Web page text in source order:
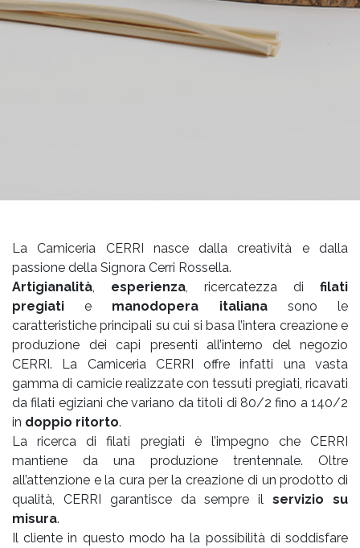
La Camiceria CERRI nasce dalla creatività e dalla
passione della Signora Cerri Rossella.
Artigianalità, esperienza, ricercatezza di filati
pregiati e manodopera italianasono le
caratteristiche principali su cui si basa l’intera creazione e
produzione dei capi presenti all’interno del negozio
CERRI. La Camiceria CERRI offre infatti una vasta
gamma di camicie realizzate con tessuti pregiati, ricavati
da filati egiziani che variano da titoli di 80/2 fino a 140/2
in doppio ritorto.
La ricerca di filati pregiati è l’impegno che CERRI
mantiene da una produzione trentennale. Oltre
all’attenzione e la cura per la creazione di un prodotto di
qualità, CERRI garantisce da sempre ilservizio su
misura.
Il cliente in questo modo ha la possibilità di soddisfare